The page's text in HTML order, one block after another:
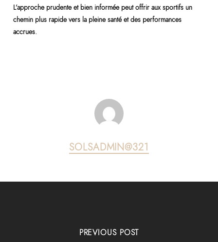
L’approche prudente et bien informée peut offrir aux sportifs un
chemin plus rapide vers la pleine santé et des performances
accrues.
SOLSADMIN@321
PREVIOUS POST